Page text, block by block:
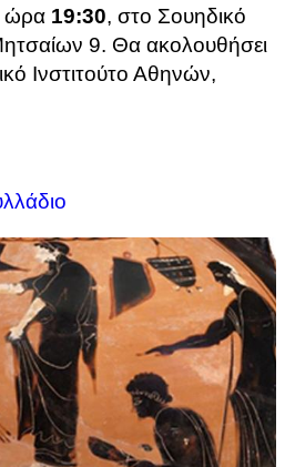
ώρα 19:30, στο Σουηδικό
9. Θα ακολουθήσει
Ινστιτούτο Αθηνών,